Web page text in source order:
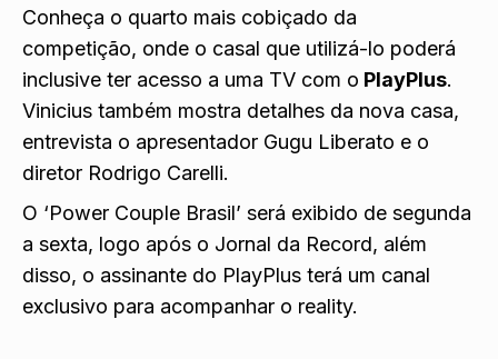
Conheça o quarto mais cobiçado da
competição, onde o casal que utilizá-lo poderá
inclusive ter acesso a uma TV com o PlayPlus.
Vinicius também mostra detalhes da nova casa,
entrevista o apresentador Gugu Liberato e o
diretor Rodrigo Carelli.
O ‘Power Couple Brasil’ será exibido de segunda
a sexta, logo após o Jornal da Record, além
disso, o assinante do PlayPlus terá um canal
exclusivo para acompanhar o reality.